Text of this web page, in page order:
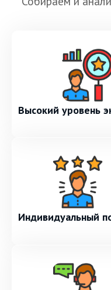
Высокий уровень
Индивидуальный